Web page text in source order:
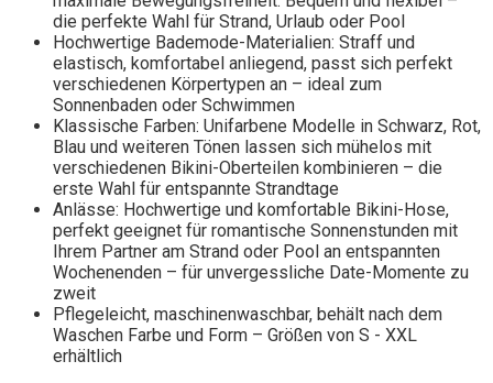
die perfekte Wahl für Strand, Urlaub oder Pool
Hochwertige Bademode-Materialien: Straff und
elastisch, komfortabel anliegend, passt sich perfekt
verschiedenen Körpertypen an – ideal zum
Sonnenbaden oder Schwimmen
Klassische Farben: Unifarbene Modelle in Schwarz, Rot,
Blau und weiteren Tönen lassen sich mühelos mit
verschiedenen Bikini-Oberteilen kombinieren – die
erste Wahl für entspannte Strandtage
Anlässe: Hochwertige und komfortable Bikini-Hose,
perfekt geeignet für romantische Sonnenstunden mit
Ihrem Partner am Strand oder Pool an entspannten
Wochenenden – für unvergessliche Date-Momente zu
zweit
Pflegeleicht, maschinenwaschbar, behält nach dem
Waschen Farbe und Form – Größen von S - XXL
erhältlich